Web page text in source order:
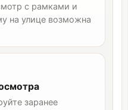
с рамками и
на улице возможна
заранее